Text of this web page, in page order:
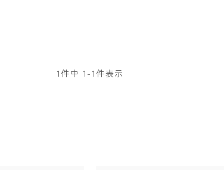
1 件中 1 - 1 件表示